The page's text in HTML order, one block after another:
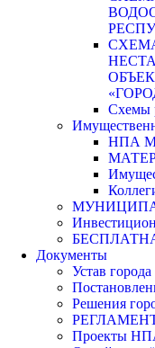
Схемы
НПА
Документы
Устав города
Решения
Проекты